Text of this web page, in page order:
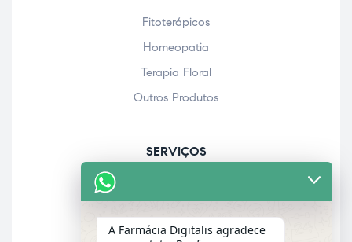
Fitoterápicos
Homeopatia
Terapia Floral
Outros Produtos
SERVIÇOS
Acolhimento farmacêutico
Assistência personalizada
A Farmácia Digitalis agradece